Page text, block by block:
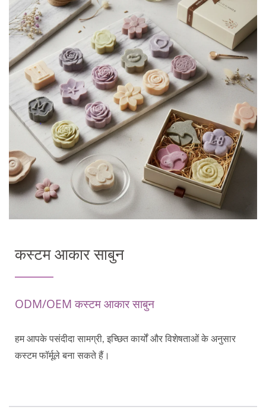
कस्टम आकार साबुन
ODM/OEM कस्टम आकार साबुन
हम आपके पसंदीदा सामग्री, इच्छित कार्यों और विशेषताओं के अनुसार
कस्टम फॉर्मूले बना सकते हैं।